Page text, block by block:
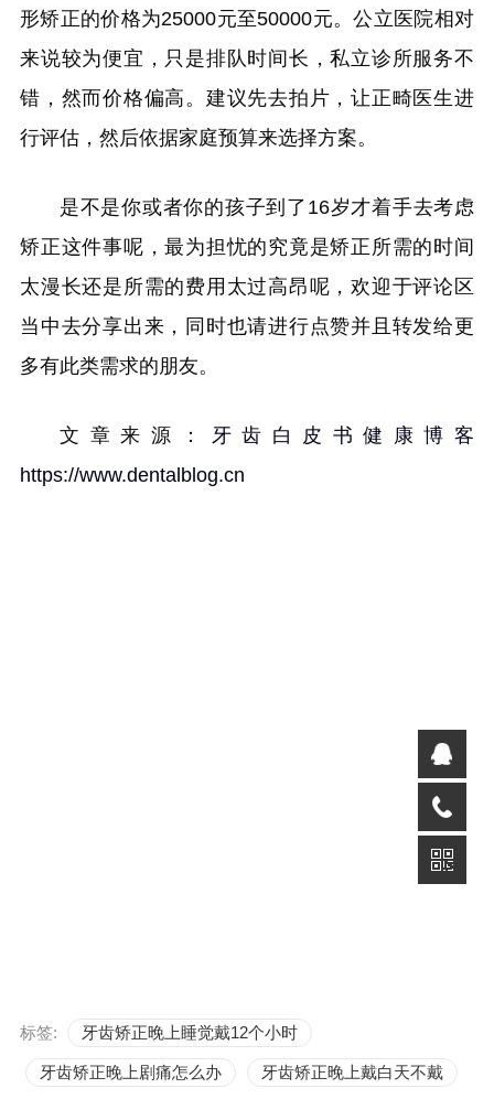
形矫正的价格为25000元至50000元。公立医院相对
来说较为便宜，只是排队时间长，私立诊所服务不
错，然而价格偏高。建议先去拍片，让正畸医生进
行评估，然后依据家庭预算来选择方案。
是不是你或者你的孩子到了16岁才着手去考虑
矫正这件事呢，最为担忧的究竟是矫正所需的时间
太漫长还是所需的费用太过高昂呢，欢迎于评论区
当中去分享出来，同时也请进行点赞并且转发给更
多有此类需求的朋友。
文章来源： 牙齿白皮书健康博客
https://www.dentalblog.cn
标签: 牙齿矫正晚上睡觉戴12个小时
牙齿矫正晚上剧痛怎么办 牙齿矫正晚上戴白天不戴